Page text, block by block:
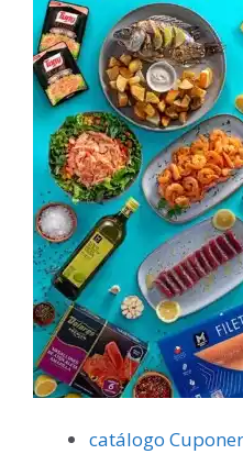
catálogo